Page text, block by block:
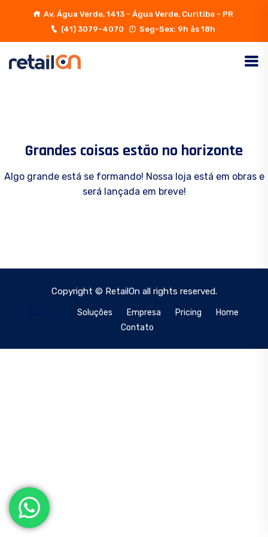
Av. Água Verde, 1413 - Água Verde, Curitiba - PR
(41) 3079-4070
Seg-Sex: 9h às 18h
Grandes coisas estão no horizonte
Algo grande está se formando! Nossa loja está em obras e
será lançada em breve!
Copyright © RetailOn all rights reserved.
Soluções Empresa Pricing
Home
Contato